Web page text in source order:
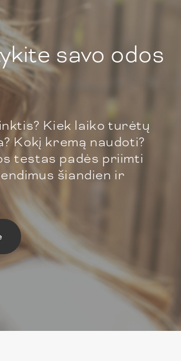
savo odos
Kiek laiko turėtų
Kokį kremą naudoti?
testas padės priimti
šiandien ir